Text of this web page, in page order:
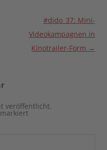
#dido_37: Mini-
Videokampagnen in
Kinotrailer-Form →
veröffentlicht.
markiert